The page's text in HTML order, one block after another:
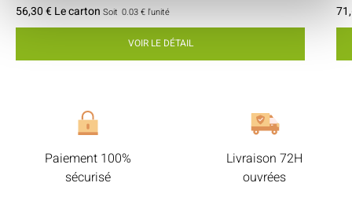
56,30 € Le carton Soit 0.03 €l'unité
VOIR LE DÉTAIL
Paiement 100%
sécurisé
Livraison 72H
ouvrées